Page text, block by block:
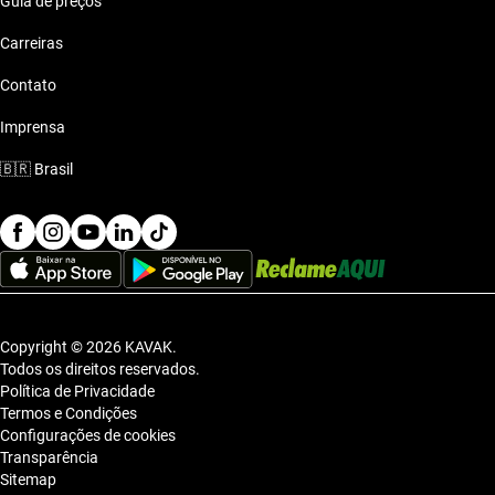
Carreiras
Contato
Imprensa
🇧🇷 Brasil
Copyright © 2026 KAVAK.
Todos os direitos reservados.
Política de Privacidade
Termos e Condições
Configurações de cookies
Transparência
Sitemap